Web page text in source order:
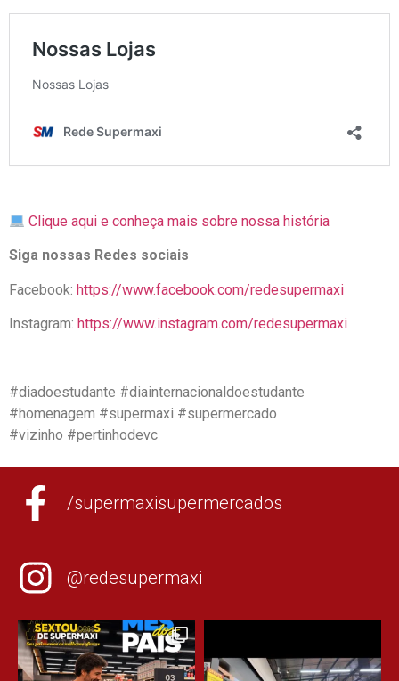
Clique aqui e conheça mais sobre nossa história
Siga nossas Redes sociais
Facebook: https://www.facebook.com/redesupermaxi
Instagram: https://www.instagram.com/redesupermaxi
#diadoestudante #diainternacionaldoestudante
#homenagem #supermaxi #supermercado
#vizinho #pertinhodevc
/supermaxisupermercados
@redesupermaxi